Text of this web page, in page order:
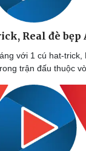
Real đè bẹp
với 1 cú hat-trick,
trận đấu thuộc